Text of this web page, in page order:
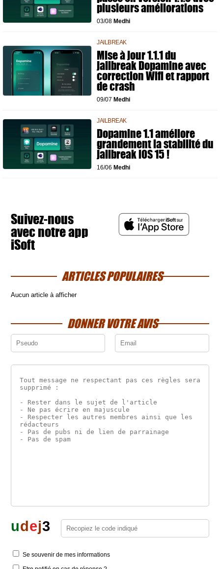
plusieurs améliorations
03/08 Medhi
JAILBREAK
Mise à jour 1.1.1 du
jailbreak Dopamine avec
correction Wifi et rapport
de crash
09/07 Medhi
JAILBREAK
Dopamine 1.1 améliore
grandement la stabilité du
jailbreak iOS 15 !
16/06 Medhi
Suivez-nous
avec notre app
iSoft
ARTICLES POPULAIRES
Aucun article à afficher
DONNER VOTRE AVIS
ud ej3
Se souvenir de mes informations